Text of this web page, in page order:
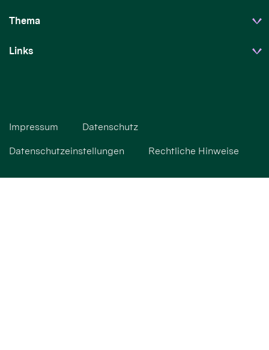
Thema
Links
Impressum Datenschutz
Datenschutzeinstellungen Rechtliche Hinweise